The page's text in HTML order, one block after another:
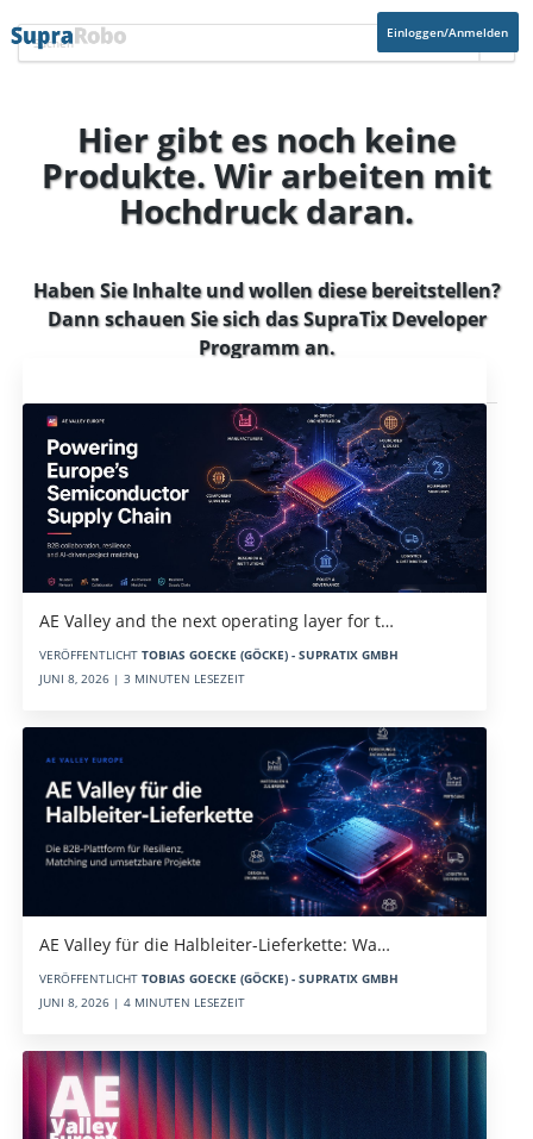
Einloggen/Anmelden
Hier gibt es noch keine
Produkte. Wir arbeiten mit
Hochdruck daran.
Haben Sie Inhalte und wollen diese bereitstellen?
Dann schauen Sie sich dasSupraTix Developer
Programman.
AE Valley and the next operating layer for t…
VERÖFFENTLICHT TOBIAS GOECKE (GÖCKE) - SUPRATIX GMBH
JUNI 8, 2026 | 3 MINUTEN LESEZEIT
AE Valley für die Halbleiter-Lieferkette: Wa…
VERÖFFENTLICHT TOBIAS GOECKE (GÖCKE) - SUPRATIX GMBH
JUNI 8, 2026 | 4 MINUTEN LESEZEIT